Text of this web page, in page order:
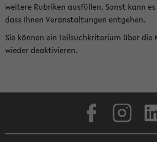
weitere Rubriken ausfüllen. Sonst kann
dass Ihnen Veranstaltungen entgehen.
Sie können ein Teilsuchkriterium über die
wieder deaktivieren.